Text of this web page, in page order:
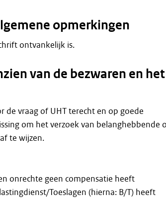
opmerkingen
ontvankelijk is.
van de bezwaren en het
de vraag of UHT terecht en op goede
om het verzoek van belanghebbende
te wijzen.
onrechte geen compensatie heeft
Toeslagen (hierna: B/T) heeft